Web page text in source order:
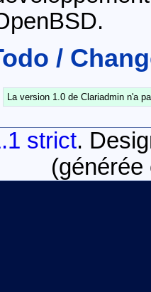
/
La version 1.0 de Clariadmin n'a
strict.
(générée